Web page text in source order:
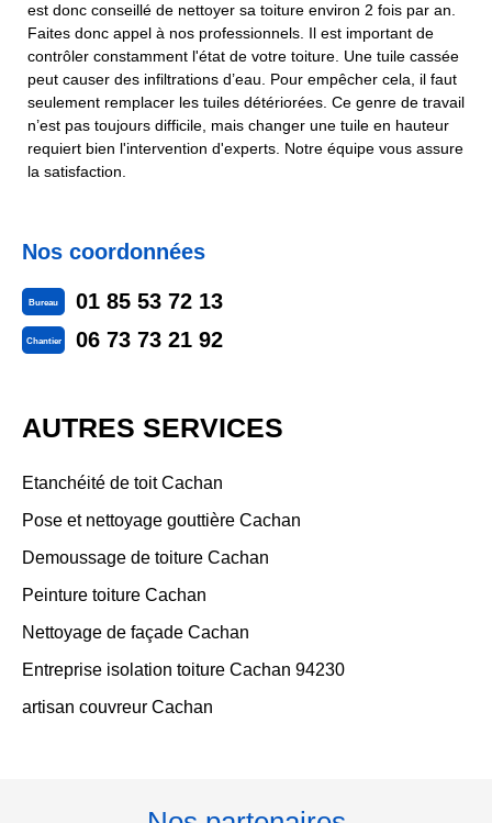
est donc conseillé de nettoyer sa toiture environ 2 fois par an.
Faites donc appel à nos professionnels. Il est important de
contrôler constamment l'état de votre toiture. Une tuile cassée
peut causer des infiltrations d’eau. Pour empêcher cela, il faut
seulement remplacer les tuiles détériorées. Ce genre de travail
n’est pas toujours difficile, mais changer une tuile en hauteur
requiert bien l'intervention d'experts. Notre équipe vous assure
la satisfaction.
Nos coordonnées
Bureau 01 85 53 72 13
Chantier 06 73 73 21 92
AUTRES SERVICES
Etanchéité de toit Cachan
Pose et nettoyage gouttière Cachan
Demoussage de toiture Cachan
Peinture toiture Cachan
Nettoyage de façade Cachan
Entreprise isolation toiture Cachan 94230
artisan couvreur Cachan